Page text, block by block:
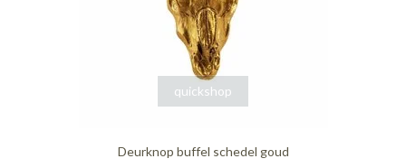
quickshop
Deurknop buffel schedel goud